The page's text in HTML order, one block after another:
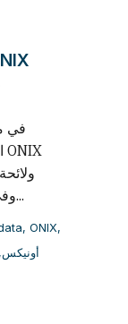
في
(EUDR). وفي هذا المقال، يستعرض كيف...
, ONIX,
أونيكس,